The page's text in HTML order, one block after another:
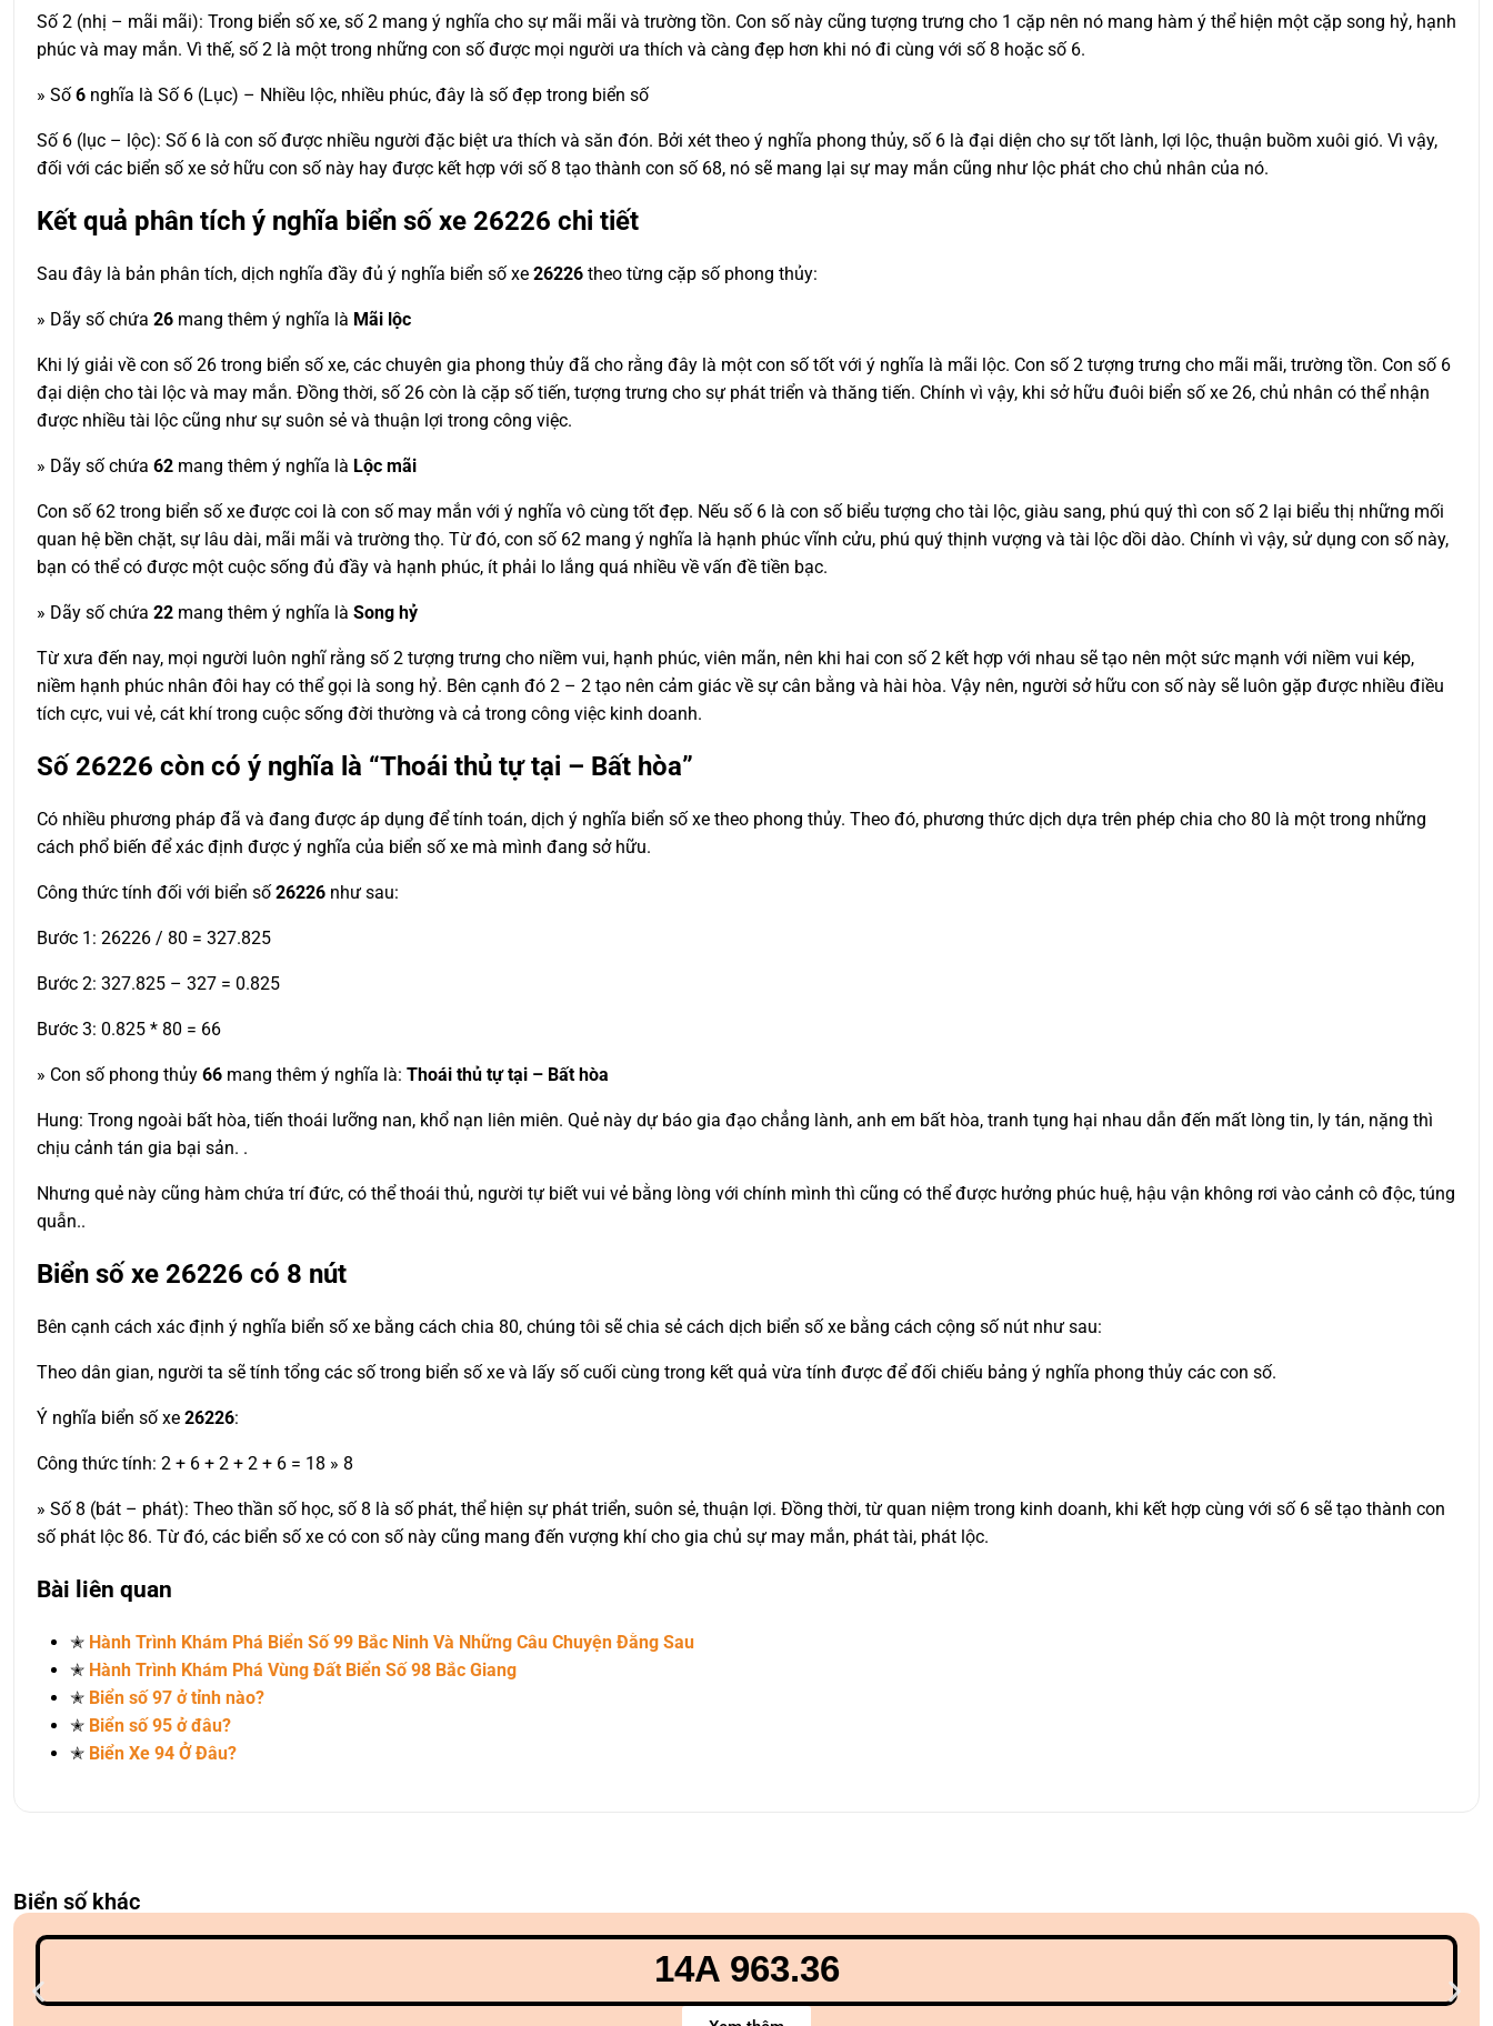
Số 2 (nhị – mãi mãi): Trong biển số xe, số 2 mang ý nghĩa cho sự mãi mãi và trường tồn. Con số này cũng tượng trưng cho 1 cặp nên nó mang hàm ý thể hiện một cặp song hỷ, hạnh
phúc và may mắn. Vì thế, số 2 là một trong những con số được mọi người ưa thích và càng đẹp hơn khi nó đi cùng với số 8 hoặc số 6.
» Số 6 nghĩa là Số 6 (Lục) – Nhiều lộc, nhiều phúc, đây là số đẹp trong biển số
Số 6 (lục – lộc): Số 6 là con số được nhiều người đặc biệt ưa thích và săn đón. Bởi xét theo ý nghĩa phong thủy, số 6 là đại diện cho sự tốt lành, lợi lộc, thuận buồm xuôi gió. Vì vậy,
đối với các biển số xe sở hữu con số này hay được kết hợp với số 8 tạo thành con số 68, nó sẽ mang lại sự may mắn cũng như lộc phát cho chủ nhân của nó.
Kết quả phân tích ý nghĩa biển số xe 26226 chi tiết
Sau đây là bản phân tích, dịch nghĩa đầy đủ ý nghĩa biển số xe 26226 theo từng cặp số phong thủy:
» Dãy số chứa 26 mang thêm ý nghĩa là Mãi lộc
Khi lý giải về con số 26 trong biển số xe, các chuyên gia phong thủy đã cho rằng đây là một con số tốt với ý nghĩa là mãi lộc. Con số 2 tượng trưng cho mãi mãi, trường tồn. Con số 6
đại diện cho tài lộc và may mắn. Đồng thời, số 26 còn là cặp số tiến, tượng trưng cho sự phát triển và thăng tiến. Chính vì vậy, khi sở hữu đuôi biển số xe 26, chủ nhân có thể nhận
được nhiều tài lộc cũng như sự suôn sẻ và thuận lợi trong công việc.
» Dãy số chứa 62 mang thêm ý nghĩa là Lộc mãi
Con số 62 trong biển số xe được coi là con số may mắn với ý nghĩa vô cùng tốt đẹp. Nếu số 6 là con số biểu tượng cho tài lộc, giàu sang, phú quý thì con số 2 lại biểu thị những mối
quan hệ bền chặt, sự lâu dài, mãi mãi và trường thọ. Từ đó, con số 62 mang ý nghĩa là hạnh phúc vĩnh cửu, phú quý thịnh vượng và tài lộc dồi dào. Chính vì vậy, sử dụng con số này,
bạn có thể có được một cuộc sống đủ đầy và hạnh phúc, ít phải lo lắng quá nhiều về vấn đề tiền bạc.
» Dãy số chứa 22 mang thêm ý nghĩa là Song hỷ
Từ xưa đến nay, mọi người luôn nghĩ rằng số 2 tượng trưng cho niềm vui, hạnh phúc, viên mãn, nên khi hai con số 2 kết hợp với nhau sẽ tạo nên một sức mạnh với niềm vui kép,
niềm hạnh phúc nhân đôi hay có thể gọi là song hỷ. Bên cạnh đó 2 – 2 tạo nên cảm giác về sự cân bằng và hài hòa. Vậy nên, người sở hữu con số này sẽ luôn gặp được nhiều điều
tích cực, vui vẻ, cát khí trong cuộc sống đời thường và cả trong công việc kinh doanh.
Số 26226 còn có ý nghĩa là “Thoái thủ tự tại – Bất hòa”
Có nhiều phương pháp đã và đang được áp dụng để tính toán, dịch ý nghĩa biển số xe theo phong thủy. Theo đó, phương thức dịch dựa trên phép chia cho 80 là một trong những
cách phổ biến để xác định được ý nghĩa của biển số xe mà mình đang sở hữu.
Công thức tính đối với biển số26226 như sau:
Bước 1: 26226 / 80 = 327.825
Bước 2: 327.825 – 327 = 0.825
Bước 3: 0.825 * 80 = 66
» Con số phong thủy 66 mang thêm ý nghĩa là: Thoái thủ tự tại – Bất hòa
Hung: Trong ngoài bất hòa, tiến thoái lưỡng nan, khổ nạn liên miên. Quẻ này dự báo gia đạo chẳng lành, anh em bất hòa, tranh tụng hại nhau dẫn đến mất lòng tin, ly tán, nặng thì
chịu cảnh tán gia bại sản. .
Nhưng quẻ này cũng hàm chứa trí đức, có thể thoái thủ, người tự biết vui vẻ bằng lòng với chính mình thì cũng có thể được hưởng phúc huệ, hậu vận không rơi vào cảnh cô độc, túng
quẫn..
Biển số xe 26226 có 8 nút
Bên cạnh cách xác định ý nghĩa biển số xe bằng cách chia 80, chúng tôi sẽ chia sẻ cách dịch biển số xe bằng cách cộng số nút như sau:
Theo dân gian, người ta sẽ tính tổng các số trong biển số xe và lấy số cuối cùng trong kết quả vừa tính được để đối chiếu bảng ý nghĩa phong thủy các con số.
Ý nghĩa biển số xe 26226:
Công thức tính: 2 + 6 + 2 + 2 + 6 = 18 » 8
» Số 8 (bát – phát): Theo thần số học, số 8 là số phát, thể hiện sự phát triển, suôn sẻ, thuận lợi. Đồng thời, từ quan niệm trong kinh doanh, khi kết hợp cùng với số 6 sẽ tạo thành con
số phát lộc 86. Từ đó, các biển số xe có con số này cũng mang đến vượng khí cho gia chủ sự may mắn, phát tài, phát lộc.
Bài liên quan
✭ Hành Trình Khám Phá Biển Số 99 Bắc Ninh Và Những Câu Chuyện Đằng Sau
✭ Hành Trình Khám Phá Vùng Đất Biển Số 98 Bắc Giang
✭ Biển số 97 ở tỉnh nào?
✭ Biển số 95 ở đâu?
✭ Biển Xe 94 Ở Đâu?
Biển số khác
14A 963.36